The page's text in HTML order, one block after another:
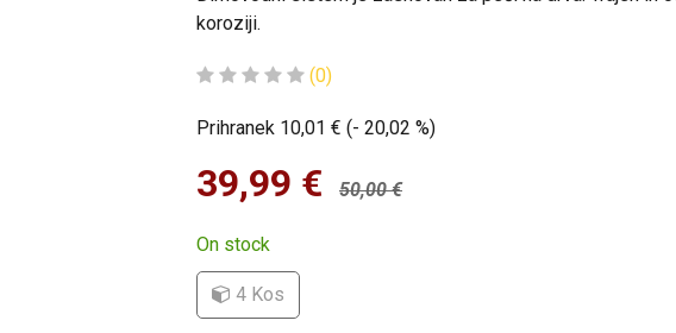
koroziji.
(0)
Prihranek 10,01 € (- 20,02 %)
39,99 € 50,00€
On stock
4 Kos